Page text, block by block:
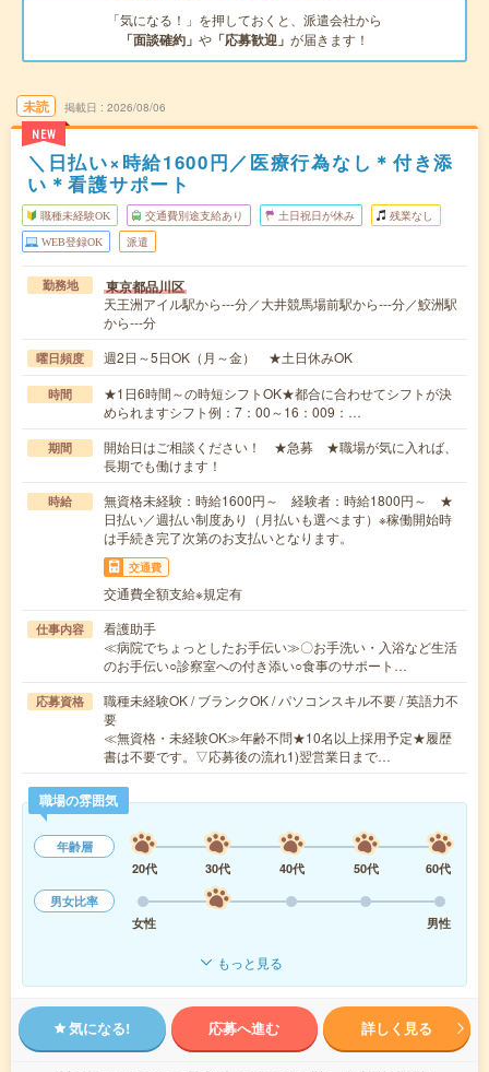
「気になる！」を押しておくと、派遣会社から
「面談確約」 や 「応募歓迎」 が届きます！
未読
NEW
掲載日 2026/08/06
＼日払い×時給1600円／医療行為なし＊付き添
い＊看護サポート
職種未経験OK 交通費別途支給あり 土日祝日が休み 残業なし
WEB登録OK 派遣
勤務地 東京都品川区
天王洲アイル駅から---分／大井競馬場前駅から---分／鮫洲駅
から---分
曜日頻度 週2日～5日OK（月～金） ★土日休みOK
時間
★1日6時間～の時短シフトOK★都合に合わせてシフトが決
められますシフト例：7：00～16：009：…
期間
開始日はご相談ください！ ★急募 ★職場が気に入れば、
長期でも働けます！
時給
無資格未経験：時給1600円～ 経験者：時給1800円～ ★
日払い／週払い制度あり（月払いも選べます）※稼働開始時
は手続き完了次第のお支払いとなります。
交通費
交通費全額支給※規定有
仕事内容
看護助手
≪病院でちょっとしたお手伝い≫〇お手洗い・入浴など生活
のお手伝い○診察室への付き添い○食事のサポート…
応募資格
職種未経験OK / ブランクOK / パソコンスキル不要 / 英語力不
要
≪無資格・未経験OK≫年齢不問★10名以上採用予定★履歴
書は不要です。▽応募後の流れ1)翌営業日まで…
職場の雰囲気
年齢層
20代
30代 40代 50代
60代
男女比率
女性
男性
もっと見る
気になる! 応募へ進む 詳しく見る